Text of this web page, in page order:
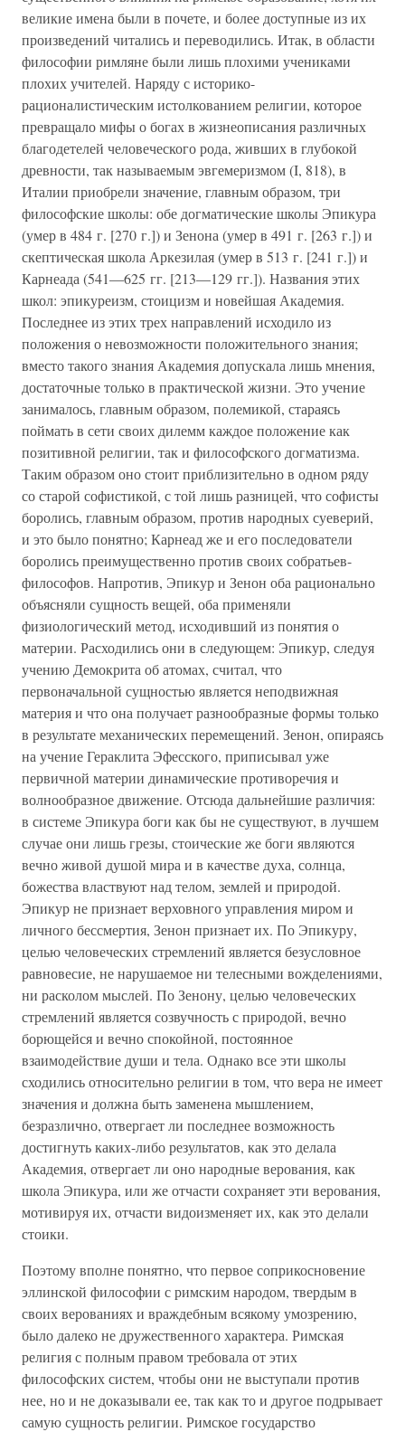
великие имена были в почете, и более доступные из их
произведений читались и переводились. Итак, в области
философии римляне были лишь плохими учениками
плохих учителей. Наряду с историко-
рационалистическим истолкованием религии, которое
превращало мифы о богах в жизнеописания различных
благодетелей человеческого рода, живших в глубокой
древности, так называемым эвгемеризмом (I, 818), в
Италии приобрели значение, главным образом, три
философские школы: обе догматические школы Эпикура
(умер в 484 г. [270 г.]) и Зенона (умер в 491 г. [263 г.]) и
скептическая школа Аркезилая (умер в 513 г. [241 г.]) и
Карнеада (541—625 гг. [213—129 гг.]). Названия этих
школ: эпикуреизм, стоицизм и новейшая Академия.
Последнее из этих трех направлений исходило из
положения о невозможности положительного знания;
вместо такого знания Академия допускала лишь мнения,
достаточные только в практической жизни. Это учение
занималось, главным образом, полемикой, стараясь
поймать в сети своих дилемм каждое положение как
позитивной религии, так и философского догматизма.
Таким образом оно стоит приблизительно в одном ряду
со старой софистикой, с той лишь разницей, что софисты
боролись, главным образом, против народных суеверий,
и это было понятно; Карнеад же и его последователи
боролись преимущественно против своих собратьев-
философов. Напротив, Эпикур и Зенон оба рационально
объясняли сущность вещей, оба применяли
физиологический метод, исходивший из понятия о
материи. Расходились они в следующем: Эпикур, следуя
учению Демокрита об атомах, считал, что
первоначальной сущностью является неподвижная
материя и что она получает разнообразные формы только
в результате механических перемещений. Зенон, опираясь
на учение Гераклита Эфесского, приписывал уже
первичной материи динамические противоречия и
волнообразное движение. Отсюда дальнейшие различия:
в системе Эпикура боги как бы не существуют, в лучшем
случае они лишь грезы, стоические же боги являются
вечно живой душой мира и в качестве духа, солнца,
божества властвуют над телом, землей и природой.
Эпикур не признает верховного управления миром и
личного бессмертия, Зенон признает их. По Эпикуру,
целью человеческих стремлений является безусловное
равновесие, не нарушаемое ни телесными вожделениями,
ни расколом мыслей. По Зенону, целью человеческих
стремлений является созвучность с природой, вечно
борющейся и вечно спокойной, постоянное
взаимодействие души и тела. Однако все эти школы
сходились относительно религии в том, что вера не имеет
значения и должна быть заменена мышлением,
безразлично, отвергает ли последнее возможность
достигнуть каких-либо результатов, как это делала
Академия, отвергает ли оно народные верования, как
школа Эпикура, или же отчасти сохраняет эти верования,
мотивируя их, отчасти видоизменяет их, как это делали
стоики.
Поэтому вполне понятно, что первое соприкосновение
эллинской философии с римским народом, твердым в
своих верованиях и враждебным всякому умозрению,
было далеко не дружественного характера. Римская
религия с полным правом требовала от этих
философских систем, чтобы они не выступали против
нее, но и не доказывали ее, так как то и другое подрывает
самую сущность религии. Римское государство